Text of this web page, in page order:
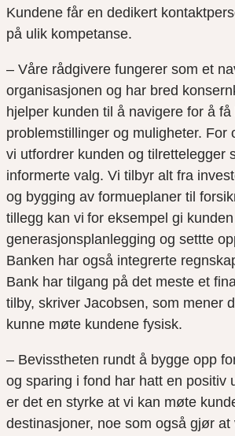
Kundene får en dedikert
på ulik kompetanse.
– Våre rådgivere fungerer som et
organisasjonen og har bred
hjelper kunden til å navigere for å
problemstillinger og muligheter. For
vi utfordrer kunden og tilrettelegger
informerte valg. Vi tilbyr alt fra
og bygging av formueplaner til
tillegg kan vi for eksempel gi
generasjonsplanlegging og settte
Banken har også integrerte
Bank har tilgang på det meste et
tilby, skriver Jacobsen, som mener
kunne møte kundene fysisk.
– Bevisstheten rundt å bygge opp
og sparing i fond har hatt en positiv
er det en styrke at vi kan møte
destinasjoner, noe som også gjør at